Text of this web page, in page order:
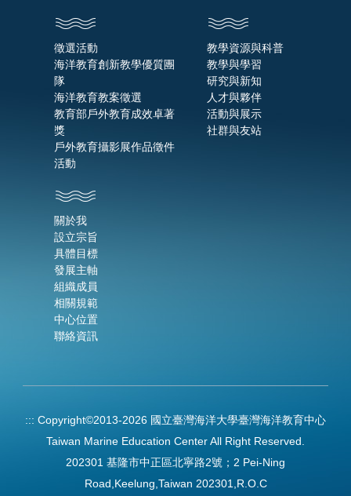
徵選活動
海洋教育創新教學優質團
隊
海洋教育教案徵選
教育部戶外教育成效卓著
獎
戶外教育攝影展作品徵件
活動
教學資源與科普
教學與學習
研究與新知
人才與夥伴
活動與展示
社群與友站
關於我
設立宗旨
具體目標
發展主軸
組織成員
相關規範
中心位置
聯絡資訊
::: Copyright©2013-2026 國立臺灣海洋大學臺灣海洋教育中心
Taiwan Marine Education Center All Right Reserved.
202301 基隆市中正區北寧路2號；2 Pei-Ning
Road,Keelung,Taiwan 202301,R.O.C